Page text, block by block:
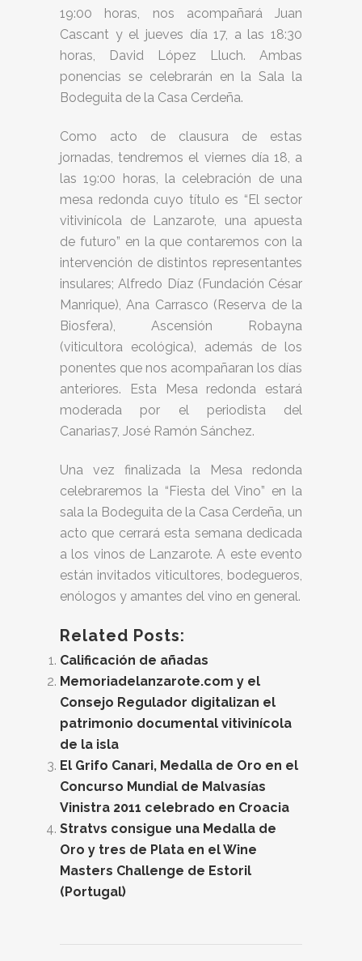
19:00 horas, nos acompañará Juan
Cascant y el jueves día 17, a las 18:30
horas, David López Lluch. Ambas
ponencias se celebrarán en la Sala la
Bodeguita de la Casa Cerdeña.
Como acto de clausura de estas
jornadas, tendremos el viernes día 18, a
las 19:00 horas, la celebración de una
mesa redonda cuyo título es “El sector
vitivinícola de Lanzarote, una apuesta
de futuro” en la que contaremos con la
intervención de distintos representantes
insulares; Alfredo Díaz (Fundación César
Manrique), Ana Carrasco (Reserva de la
Biosfera), Ascensión Robayna
(viticultora ecológica), además de los
ponentes que nos acompañaran los días
anteriores. Esta Mesa redonda estará
moderada por el periodista del
Canarias7, José Ramón Sánchez.
Una vez finalizada la Mesa redonda
celebraremos la “Fiesta del Vino” en la
sala la Bodeguita de la Casa Cerdeña, un
acto que cerrará esta semana dedicada
a los vinos de Lanzarote. A este evento
están invitados viticultores, bodegueros,
enólogos y amantes del vino en general.
Related Posts:
Calificación de añadas
Memoriadelanzarote.com y el
Consejo Regulador digitalizan el
patrimonio documental vitivinícola
de la isla
El Grifo Canari, Medalla de Oro en el
Concurso Mundial de Malvasías
Vinistra 2011 celebrado en Croacia
Stratvs consigue una Medalla de
Oro y tres de Plata en el Wine
Masters Challenge de Estoril
(Portugal)